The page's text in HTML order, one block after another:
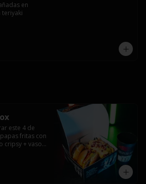
en
teriyaki
este 4 de
fritas con
cripsy + vaso